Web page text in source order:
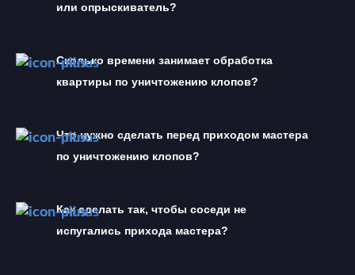
или опрыскиватель?
Сколько времени занимает обработка
квартиры по уничтожению клопов?
Что нужно сделать перед приходом мастера
по уничтожению клопов?
Как сделать так, чтобы соседи не
испугались прихода мастера?